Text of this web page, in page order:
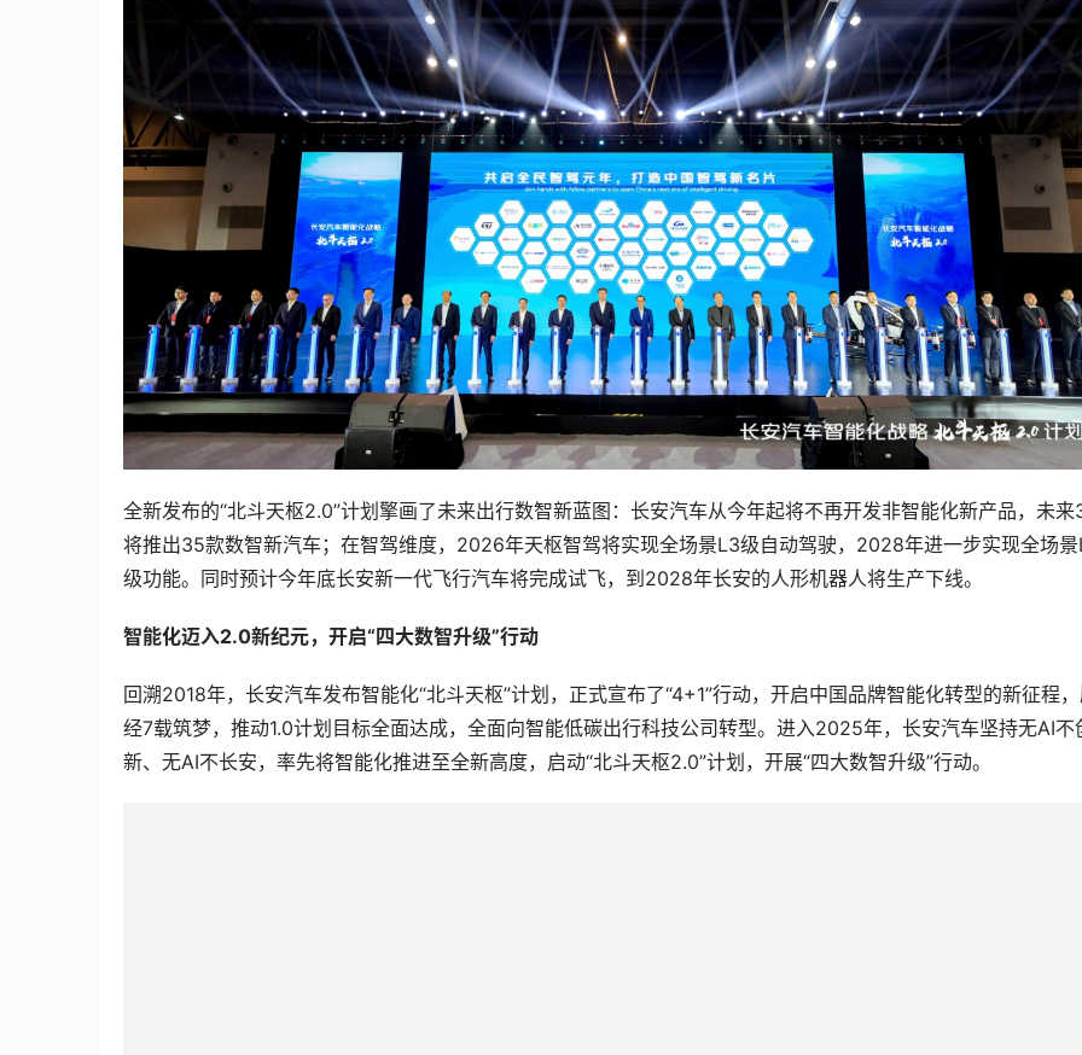
全新发布的“北斗天枢2.0”计划擎画了未来出行数智新蓝图：长安汽车从今年起将不再开发非智能化新产品，未来
将推出35款数智新汽车；在智驾维度，2026年天枢智驾将实现全场景L3级自动驾驶，2028年进一步实现全场
级功能。同时预计今年底长安新一代飞行汽车将完成试飞，到2028年长安的人形机器人将生产下线。
智能化迈入2.0新纪元，开启“四大数智升级”行动
回溯2018年，长安汽车发布智能化“北斗天枢”计划，正式宣布了“4+1”行动，开启中国品牌智能化转型的新征程
经7载筑梦，推动1.0计划目标全面达成，全面向智能低碳出行科技公司转型。进入2025年，长安汽车坚持无AI不
新、无AI不长安，率先将智能化推进至全新高度，启动“北斗天枢2.0”计划，开展“四大数智升级”行动。